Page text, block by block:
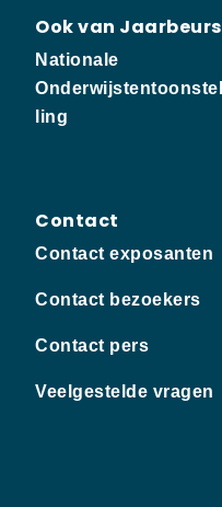
Ook van Jaarbeurs
Nationale
Onderwijstentoonstel
ling
Contact
Contact exposanten
Contact bezoekers
Contact pers
Veelgestelde vragen